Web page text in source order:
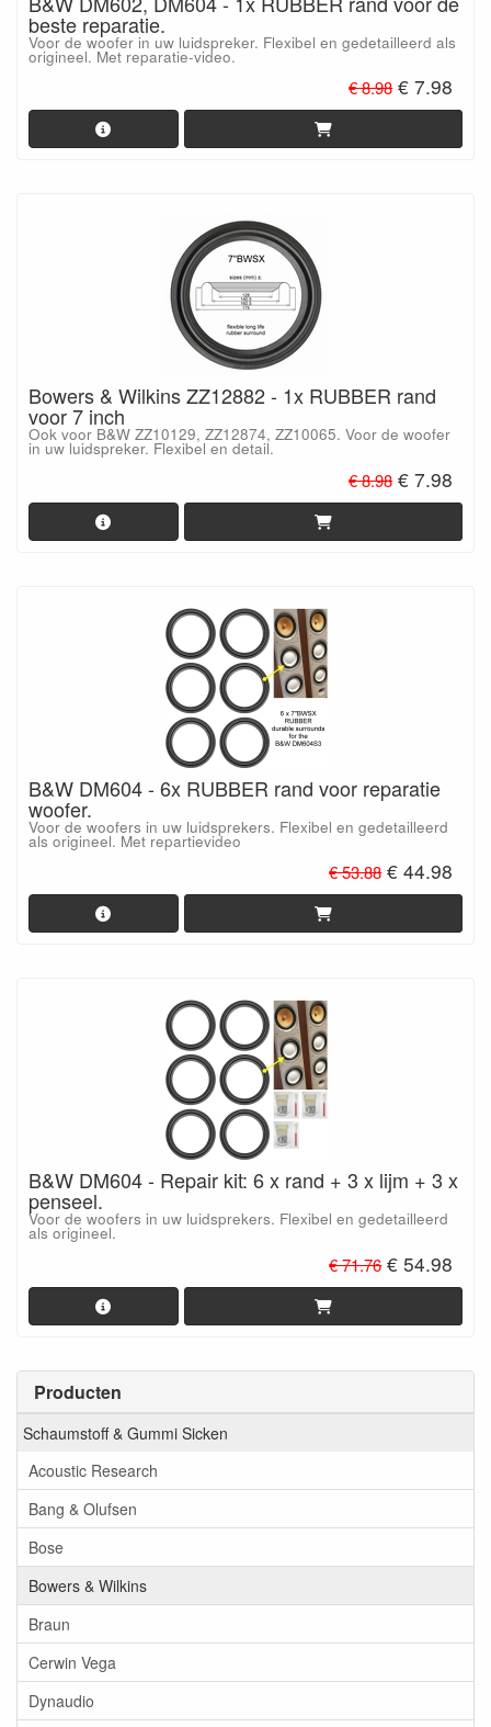
Producten
Schaumstoff & Gummi Sicken
Acoustic Research
Bang & Olufsen
Bose
Bowers & Wilkins
Braun
Cerwin Vega
Dynaudio
beste reparatie.
Voor de woofer in uw luidspreker. Flexibel en gedetailleerd als
origineel. Met reparatie-video.
€ 8.98 € 7.98
Bowers & Wilkins ZZ12882 - 1x RUBBER rand
voor 7 inch
Ook voor B&W ZZ10129, ZZ12874, ZZ10065. Voor de woofer
in uw luidspreker. Flexibel en detail.
€ 8.98 € 7.98
B&W DM604 - 6x RUBBER rand voor reparatie
woofer.
Voor de woofers in uw luidsprekers. Flexibel en gedetailleerd
als origineel. Met repartievideo
€ 53.88 € 44.98
B&W DM604 - Repair kit: 6 x rand + 3 x lijm + 3 x
penseel.
Voor de woofers in uw luidsprekers. Flexibel en gedetailleerd
als origineel.
€ 71.76 € 54.98